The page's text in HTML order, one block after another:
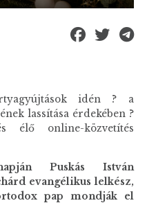
idén ? a
lassítása érdekében ?
élő online-közvetítés
Puskás István
evangélikus lelkész,
pap mondják el